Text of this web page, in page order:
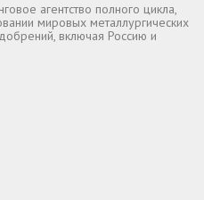
агентство полного цикла,
мировых металлургических
включая Россию и